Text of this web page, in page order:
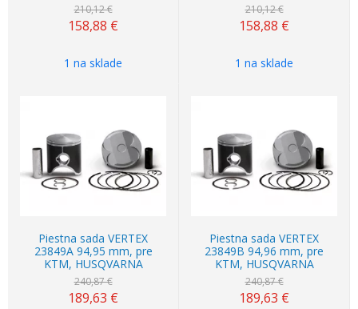
210,12 €
158,88 €
1 na sklade
210,12 €
158,88 €
1 na sklade
Piestna sada VERTEX
23849A 94,95 mm, pre
KTM, HUSQVARNA
240,87 €
189,63 €
Piestna sada VERTEX
23849B 94,96 mm, pre
KTM, HUSQVARNA
240,87 €
189,63 €